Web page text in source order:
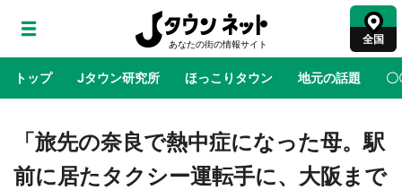
全国
トップ Jタウン研究所 ほっこりタウン 地元の話題 〇
地域×二次元 絶景 あの時はありがとう 物語がはじ
「旅先の奈良で熱中症になった母。駅
前に居たタクシー運転手に、大阪まで